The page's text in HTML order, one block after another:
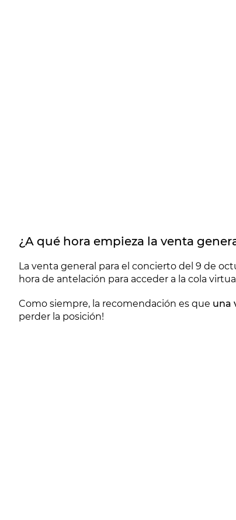
¿A qué hora empieza la venta
La venta general para el concierto del 9 de
hora de antelación para acceder a la cola
Como siempre, la recomendación es que una
perder la posición!